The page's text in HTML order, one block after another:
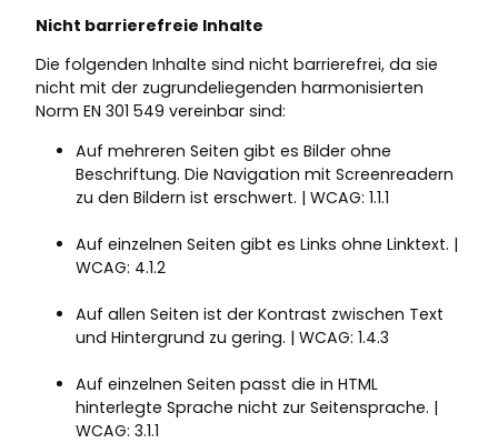
Nicht barrierefreie Inhalte
Die folgenden Inhalte sind nicht barrierefrei, da sie
nicht mit der zugrundeliegenden harmonisierten
Norm EN 301 549 vereinbar sind:
Auf mehreren Seiten gibt es Bilder ohne
Beschriftung. Die Navigation mit Screenreadern
zu den Bildern ist erschwert. | WCAG: 1.1.1
Auf einzelnen Seiten gibt es Links ohne Linktext. |
WCAG: 4.1.2
Auf allen Seiten ist der Kontrast zwischen Text
und Hintergrund zu gering. | WCAG: 1.4.3
Auf einzelnen Seiten passt die in HTML
hinterlegte Sprache nicht zur Seitensprache. |
WCAG: 3.1.1